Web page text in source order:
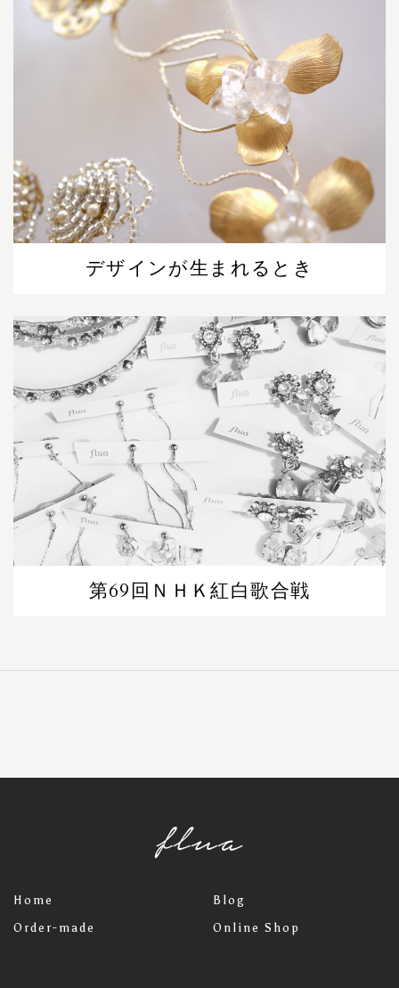
デザインが生まれるとき
第69回ＮＨＫ紅白歌合戦
flua
Home
Order-made
Blog
Online Shop